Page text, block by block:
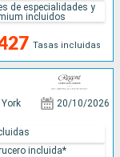
Tasas incluidas
de especialidades y
incluidos
York 20/10/2026
incluida*